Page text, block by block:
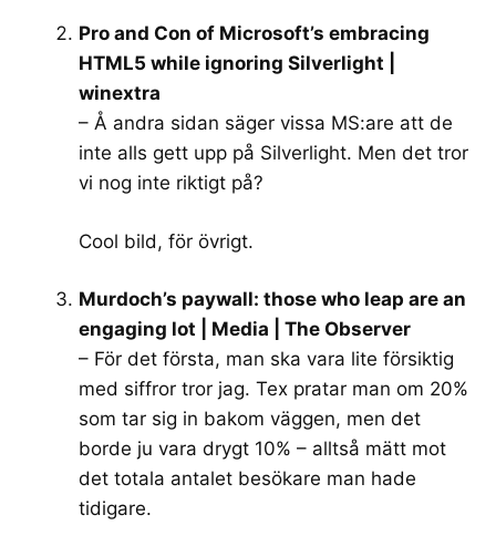
Pro and Con of Microsoft’s embracing
HTML5 while ignoring Silverlight |
winextra
– Å andra sidan säger vissa MS:are att de
inte alls gett upp på Silverlight. Men det tror
vi nog inte riktigt på?
Cool bild, för övrigt.
Murdoch’s paywall: those who leap are an
engaging lot | Media | The Observer
– För det första, man ska vara lite försiktig
med siffror tror jag. Tex pratar man om 20%
som tar sig in bakom väggen, men det
borde ju vara drygt 10% – alltså mätt mot
det totala antalet besökare man hade
tidigare.